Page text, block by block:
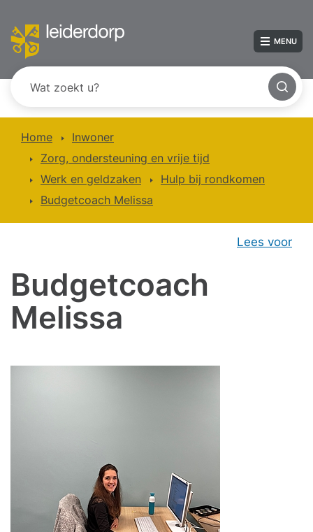
MENU
Home
Inwoner
Zorg, ondersteuning en vrije tijd
Werk en geldzaken
Hulp bij rondkomen
Budgetcoach Melissa
Lees voor
Budgetcoach
Melissa